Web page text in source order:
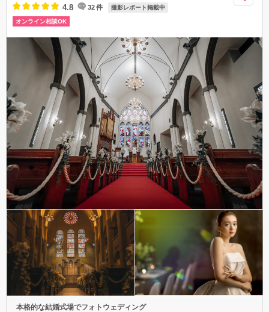
4.8 32件 撮影レポート掲載中
オンライン相談OK
本格的な結婚式場でフォトウェディング